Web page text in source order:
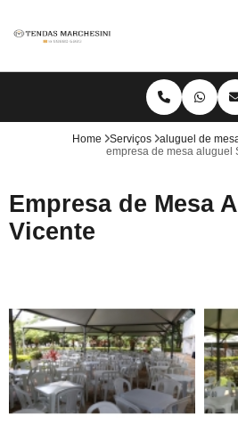
Home Serviços aluguel de
empresa de mesa aluguel
Empresa de Mesa
Vicente